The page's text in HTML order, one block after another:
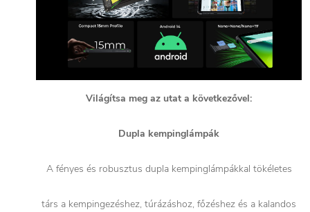
Világítsa meg az utat a következővel:
Dupla kempinglámpák
A fényes és robusztus dupla kempinglámpákkal tökéletes
társ a kempingezéshez, túrázáshoz, főzéshez és a kalandos